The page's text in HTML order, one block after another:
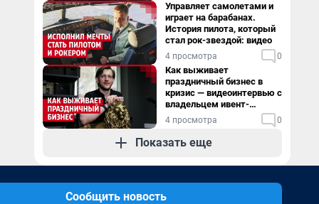
Управляет самолетами и
играет на барабанах.
История пилота, который
стал рок-звездой: видео
4 просмотра 0
Как выживает
праздничный бизнес в
кризис — видеоинтервью с
владельцем ивент-
агентства
4 просмотра 0
Показать еще
Сообщить новость